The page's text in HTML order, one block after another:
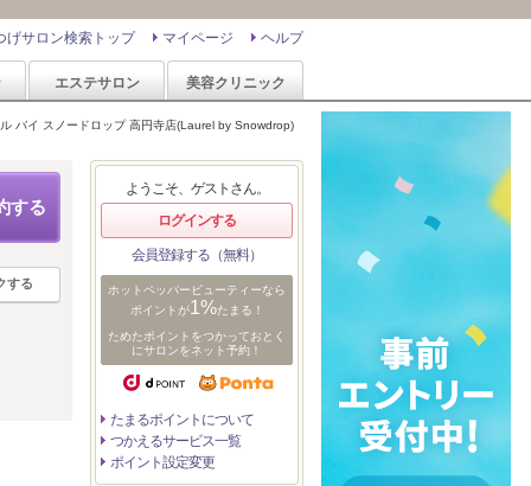
ヘルプ
マイページ
げサロン検索トップ
エステサロン 美容クリニック
ル バイ スノードロップ 高円寺店(Laurel by Snowdrop)
する
する
ようこそ、ゲストさん。
ログインする
会員登録する（無料）
ホットペッパービューティーなら
ポイントが1%たまる！
ためたポイントをつかっておとく
にサロンをネット予約！
たまるポイントについて
つかえるサービス一覧
ポイント設定変更